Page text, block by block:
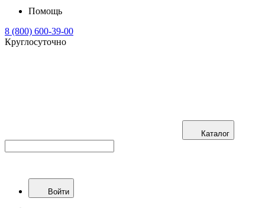
Помощь
8 (800) 600-39-00
Круглосуточно
Каталог
Войти